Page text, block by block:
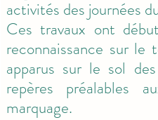
activités des journées
Ces travaux ont
reconnaissance sur le
apparus sur le sol
repères préalables
marquage.